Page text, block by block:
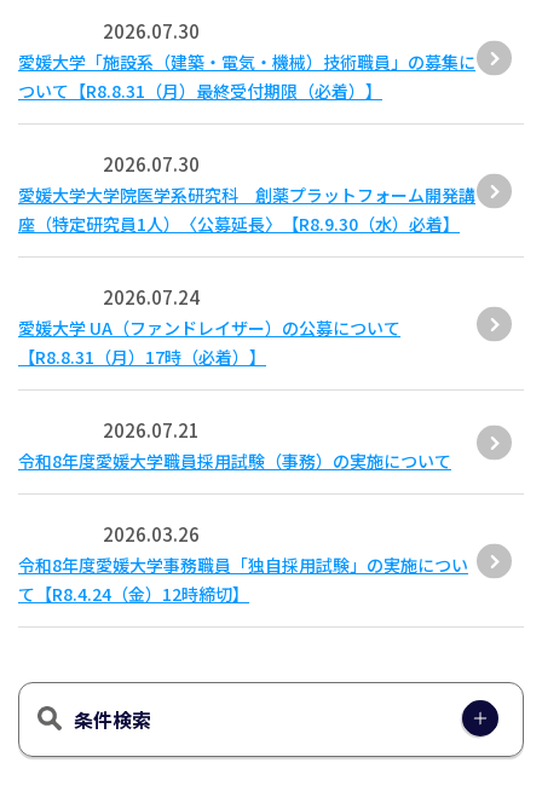
2026.07.30
愛媛大学「施設系（建築・電気・機械）技術職員」の募集に
ついて【R8.8.31（月）最終受付期限（必着）】
2026.07.30
愛媛大学大学院医学系研究科 創薬プラットフォーム開発講
座（特定研究員1人）〈公募延長〉【R8.9.30（水）必着】
2026.07.24
愛媛⼤学 UA（ファンドレイザー）の公募について
【R8.8.31（月）17時（必着）】
2026.07.21
令和8年度愛媛大学職員採用試験（事務）の実施について
2026.03.26
令和8年度愛媛大学事務職員「独自採用試験」の実施につい
て【R8.4.24（金）12時締切】
条件検索